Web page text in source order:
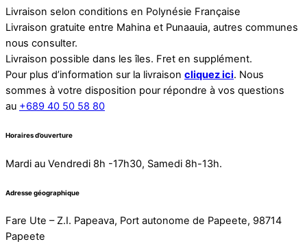
Livraison selon conditions en Polynésie Française
Livraison gratuite entre Mahina et Punaauia, autres communes
nous consulter.
Livraison possible dans les îles. Fret en supplément.
Pour plus d’information sur la livraison cliquez ici. Nous
sommes à votre disposition pour répondre à vos questions
au +689 40 50 58 80
Horaires d’ouverture
Mardi au Vendredi 8h -17h30, Samedi 8h-13h.
Adresse géographique
Fare Ute – Z.I. Papeava, Port autonome de Papeete, 98714
Papeete